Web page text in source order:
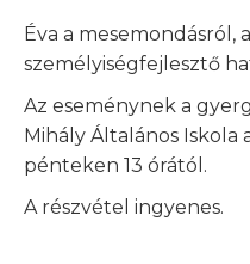
Éva a mesemondásról,
személyiségfejlesztő
Az eseménynek a
Mihály Általános Iskola
pénteken 13 órától.
A részvétel ingyenes.